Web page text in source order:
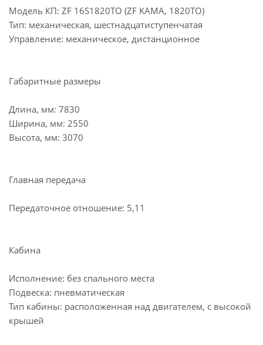
Модель КП: ZF 16S1820TO (ZF KAMA, 1820TO)
Тип: механическая, шестнадцатиступенчатая
Управление: механическое, дистанционное
Габаритные размеры
Длина, мм: 7830
Ширина, мм: 2550
Высота, мм: 3070
Главная передача
Передаточное отношение: 5,11
Кабина
Исполнение: без спального места
Подвеска: пневматическая
Тип кабины: расположенная над двигателем, с высокой
крышей